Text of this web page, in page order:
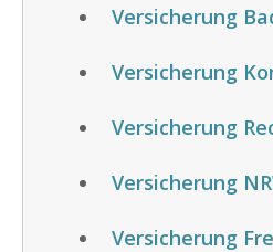
Versicherung
Versicherung
Versicherung
Versicherung
Versicherung